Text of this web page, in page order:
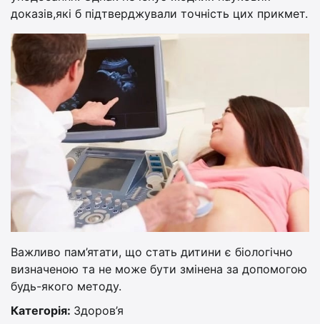
доказів,які б підтверджували точність цих прикмет.
Важливо пам’ятати, що стать дитини є біологічно
визначеною та не може бути змінена за допомогою
будь-якого методу.
Категорія: Здоров’я